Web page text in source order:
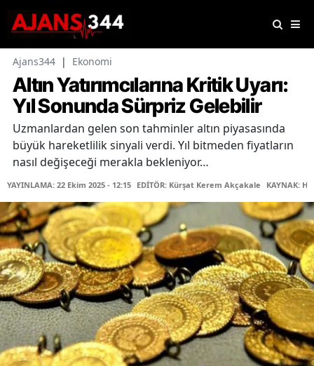
Ajans344 | Ekonomi
Altın Yatırımcılarına Kritik Uyarı:
Yıl Sonunda Sürpriz Gelebilir
Uzmanlardan gelen son tahminler altın piyasasında
büyük hareketlilik sinyali verdi. Yıl bitmeden fiyatların
nasıl değişeceği merakla bekleniyor…
YAYINLAMA: 22 Ekim 2025 - 12:15 EDİTÖR: Kürşat Kerem Akçakale KAYNAK: